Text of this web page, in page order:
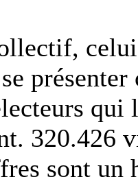
320.426
sont un